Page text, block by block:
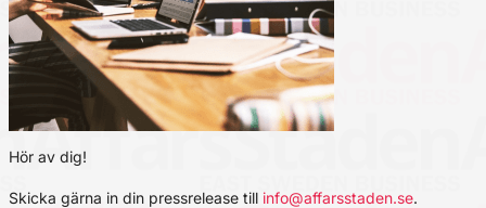
Hör av dig!
Skicka gärna in din pressrelease till info@affarsstaden.se.